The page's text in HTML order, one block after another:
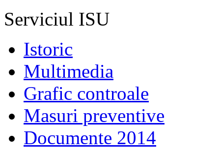
Serviciul ISU
Istoric
Multimedia
Grafic controale
Masuri preventive
Documente 2014